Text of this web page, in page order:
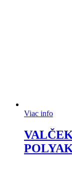
Viac info